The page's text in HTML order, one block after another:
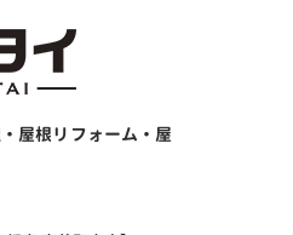
屋根リフォーム・屋